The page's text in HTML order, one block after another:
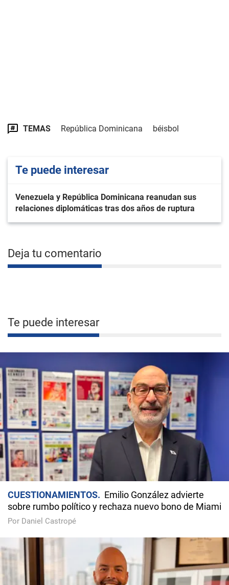
TEMAS República Dominicana béisbol
Te puede interesar
Venezuela y República Dominicana reanudan sus
relaciones diplomáticas tras dos años de ruptura
Deja tu comentario
Te puede interesar
CUESTIONAMIENTOS
Emilio González advierte
sobre rumbo político y rechaza nuevo bono de Miami
Por Daniel Castropé